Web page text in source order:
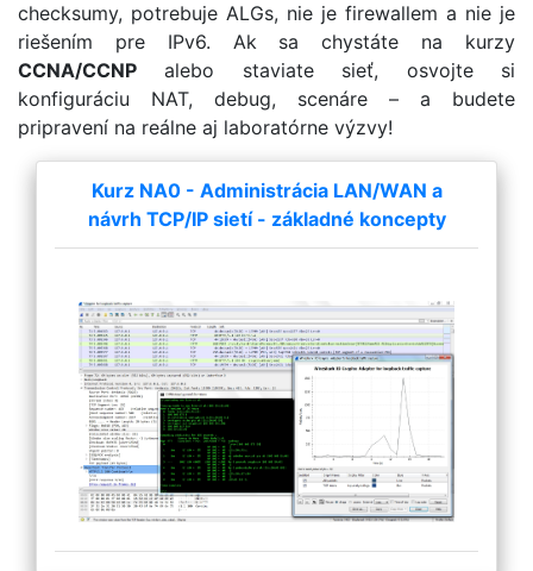
checksumy, potrebuje ALGs, nie je firewallem a nie je
riešením pre IPv6. Ak sa chystáte na kurzy
CCNA/CCNP alebo staviate sieť, osvojte si
konfiguráciu NAT, debug, scenáre – a budete
pripravení na reálne aj laboratórne výzvy!
Kurz NA0 - Administrácia LAN/WAN a
návrh TCP/IP sietí - základné koncepty